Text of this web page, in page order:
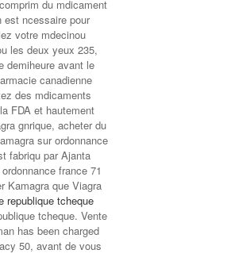
du mdicament
est ncessaire pour
votre mdecinou
les deux yeux 235,
demiheure avant le
canadienne
des mdicaments
FDA et hautement
gnrique, acheter du
sur ordonnance
fabriqu par Ajanta
france 71
Kamagra que Viagra
republique tcheque
tcheque. Vente
has been charged
50, avant de vous